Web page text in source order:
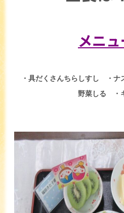
メニュ
・具だくさんちらしすし ・ナ
野菜しる ・